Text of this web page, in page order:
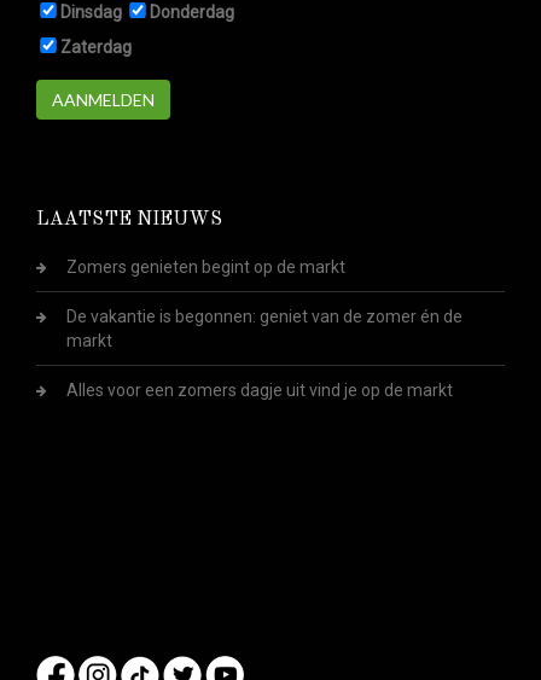
Dinsdag
Donderdag
Zaterdag
AANMELDEN
LAATSTE NIEUWS
Zomers genieten begint op de markt
De vakantie is begonnen: geniet van de zomer én de
markt
Alles voor een zomers dagje uit vind je op de markt